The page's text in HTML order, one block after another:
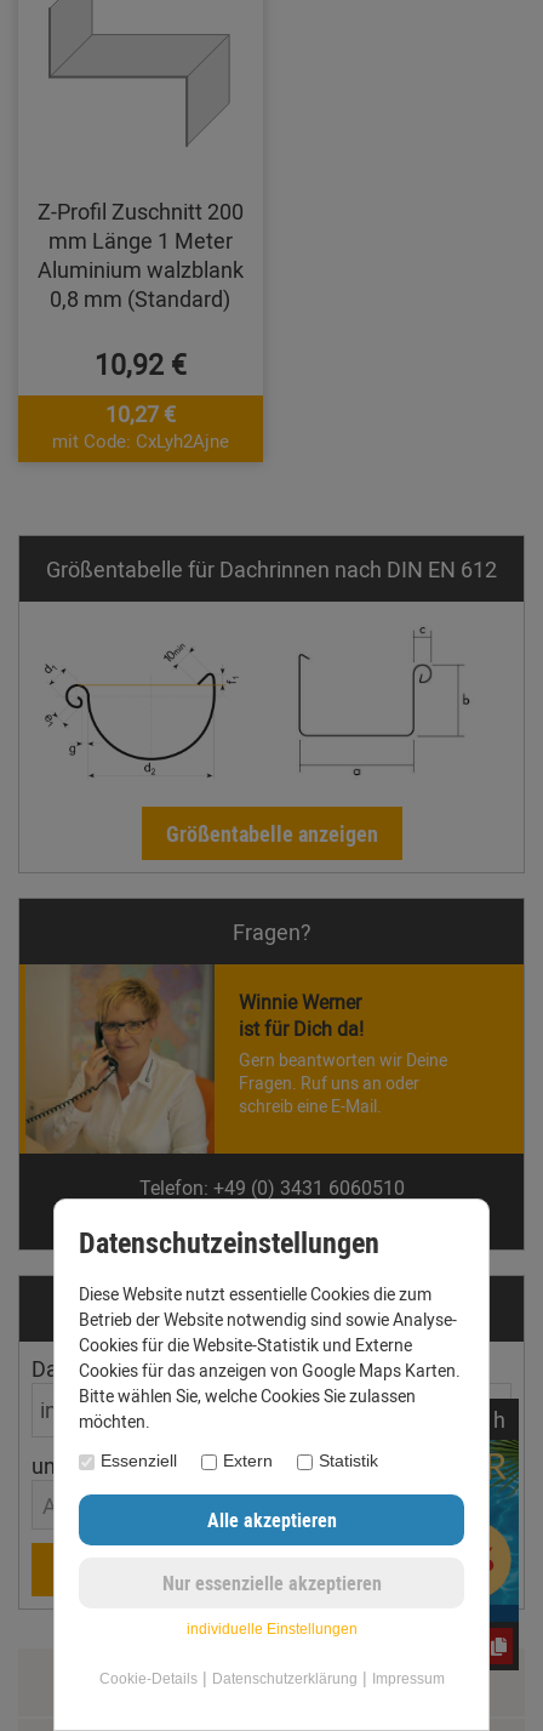
Z-Profil Zuschnitt 200
mm Länge 1 Meter
Aluminium walzblank
0,8 mm (Standard)
10,92 €
10,27 €
mit Code: CxLyh2Ajne
Größentabelle für Dachrinnen nach DIN EN 612
Größentabelle anzeigen
Fragen?
Winnie Werner
ist für Dich da!
Gern beantworten wir Deine
Fragen. Ruf uns an oder
schreib eine E-Mail.
Telefon: +49 (0) 3431 6060510
Dachrinnen­ermittler
Dachfläche Dachneigung
ungefährer Ort
Aachen
Berechnen
Zahlung & Versand
h
Datenschutzeinstellungen
Diese Website nutzt essentielle Cookies die zum
Betrieb der Website notwendig sind sowie Analyse-
Cookies für die Website-Statistik und Externe
Cookies für das anzeigen von Google Maps Karten.
Bitte wählen Sie, welche Cookies Sie zulassen
möchten.
Essenziell Extern Statistik
individuelle Einstellungen
Cookie-Details| Datenschutzerklärung | Impressum